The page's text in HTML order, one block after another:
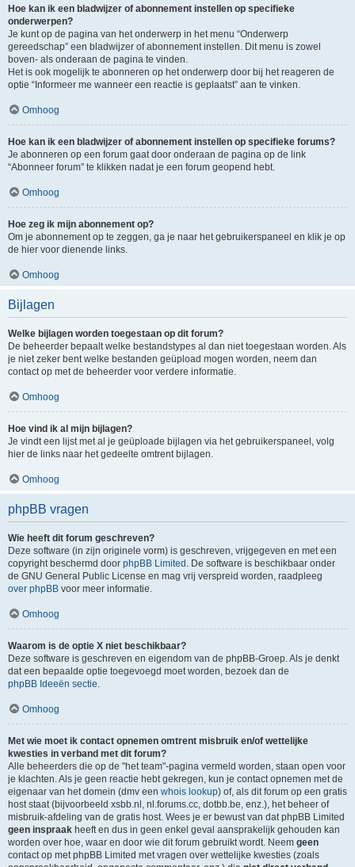
Hoe kan ik een bladwijzer of abonnement instellen op specifieke
onderwerpen?
Je kunt op de pagina van het onderwerp in het menu “Onderwerp
gereedschap” een bladwijzer of abonnement instellen. Dit menu is zowel
boven- als onderaan de pagina te vinden.
Het is ook mogelijk te abonneren op het onderwerp door bij het reageren de
optie “Informeer me wanneer een reactie is geplaatst” aan te vinken.
Omhoog
Hoe kan ik een bladwijzer of abonnement instellen op specifieke forums?
Je abonneren op een forum gaat door onderaan de pagina op de link
“Abonneer forum” te klikken nadat je een forum geopend hebt.
Omhoog
Hoe zeg ik mijn abonnement op?
Om je abonnement op te zeggen, ga je naar het gebruikerspaneel en klik je op
de hier voor dienende links.
Omhoog
Bijlagen
Welke bijlagen worden toegestaan op dit forum?
De beheerder bepaalt welke bestandstypes al dan niet toegestaan worden. Als
je niet zeker bent welke bestanden geüpload mogen worden, neem dan
contact op met de beheerder voor verdere informatie.
Omhoog
Hoe vind ik al mijn bijlagen?
Je vindt een lijst met al je geüploade bijlagen via het gebruikerspaneel, volg
hier de links naar het gedeelte omtrent bijlagen.
Omhoog
phpBB vragen
Wie heeft dit forum geschreven?
Deze software (in zijn originele vorm) is geschreven, vrijgegeven en met een
copyright beschermd door phpBB Limited . De software is beschikbaar onder
de GNU General Public License en mag vrij verspreid worden, raadpleeg
over phpBB voor meer informatie.
Omhoog
Waarom is de optie X niet beschikbaar?
Deze software is geschreven en eigendom van de phpBB-Groep. Als je denkt
dat een bepaalde optie toegevoegd moet worden, bezoek dan de
phpBB Ideeën sectie.
Omhoog
Met wie moet ik contact opnemen omtrent misbruik en/of wettelijke
kwesties in verband met dit forum?
Alle beheerders die op de "het team"-pagina vermeld worden, staan open voor
je klachten. Als je geen reactie hebt gekregen, kun je contact opnemen met de
eigenaar van het domein (dmv een whois lookup) of, als dit forum op een gratis
host staat (bijvoorbeeld xsbb.nl, nl.forums.cc, dotbb.be, enz.), het beheer of
misbruik-afdeling van de gratis host. Wees je er bewust van dat phpBB Limited
geen inspraak heeft en dus in geen enkel geval aansprakelijk gehouden kan
worden over hoe, waar en door wie dit forum gebruikt wordt. Neem geen
contact op met phpBB Limited met vragen over wettelijke kwesties (zoals